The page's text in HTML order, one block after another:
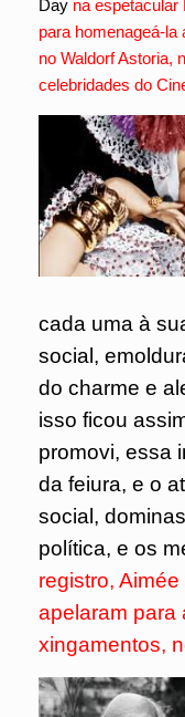
Day na espetacular
para homenageá-la
no Waldorf Astoria,
celebridades do
cada uma à
social,
do charme e
isso ficou
promovi, essa
da feiura, e o
social,
política, e os
registro,
apelaram para
xingamentos,